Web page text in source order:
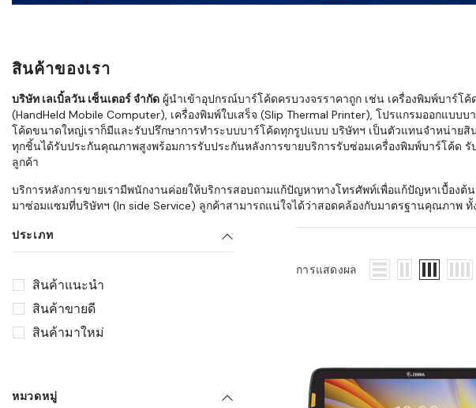
เก็บ หยิบ แพ็ก จนถึงจัดส่ง
อย่างไร
WMS สำหรับธุรกิจ 3PL,
ค้าส่ง และ E-Commerce:
แนะนำ Checklist ก่อน
เลือกระบบ WMS: ธุรกิจ
ก่อนเริ่มติดตั้ง
ส่งและโลจิสติกส์
ระบบบาร์โค้ดในธุรกิจ
สินค้าของเรา
บริษัท เลเบิ้ลวัน เซ็นเตอร์ จำกัด ผู้นำเข้าอุปกรณ์บาร์โค้ดครบวงจรราคาถูก เช่น เครื่องพิมพ์บาร์โ
(HandHeld Mobile Computer), เครื่องพิมพ์ใบเสร็จ (Slip Thermal Printer), โปรแกรมออกแบ
โค้ดขนาดใหญ่เราก็มีและรับปรึกษาการทำระบบบาร์โค้ดทุกรูปแบบ บริษัทฯ เป็นตัวแทนจำหน่ายสิน
ทุกชิ้นได้รับประกันคุณภาพสูงพร้อมการรับประกันหลังการขายบริการรับซ่อมเครื่องพิมพ์บาร์โค้ด
ลูกค้า
บริการหลังการขายเรามีพนักงานค่อยให้บริการสอบถามแก้ปัญหาทางโทรศัพท์เพื่อแก้ปัญหาเบื้อง
มาซ่อมแซมที่บริษัทฯ (In side Service) ลูกค้าสามารถแน่ใจได้ว่าสอดคล้องกับมาตรฐานคุณภาพ
ประเภท
สินค้าแนะนำ
สินค้าขายดี
สินค้ามาใหม่
หมวดหมู่
การแสดงผล